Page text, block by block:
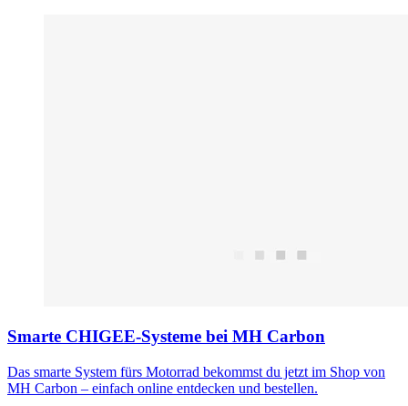
Smarte CHIGEE-Systeme bei MH Carbon
Das smarte System fürs Motorrad bekommst du jetzt im Shop von
MH Carbon – einfach online entdecken und bestellen.